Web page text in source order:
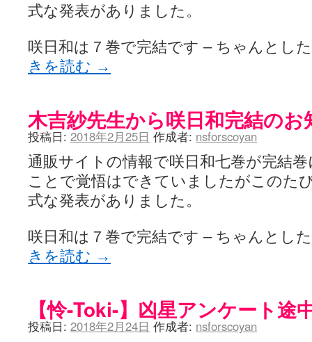
式な発表がありました。
咲日和は７巻で完結です – ちゃんとし
きを読む →
木吉紗先生から咲日和完結のお
投稿日: 2018年2月25日 作成者: nsforscoyan
通販サイトの情報で咲日和七巻が完結
ことで覚悟はできていましたがこのた
式な発表がありました。
咲日和は７巻で完結です – ちゃんとし
きを読む →
【怜-Toki-】凶星アンケート途
投稿日: 2018年2月24日 作成者: nsforscoyan